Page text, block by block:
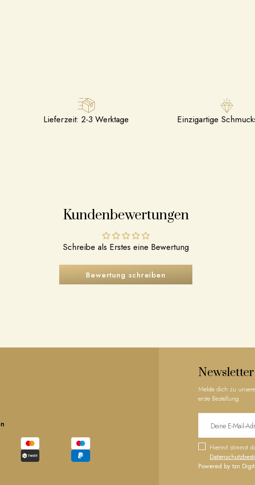
Lieferzeit: 2-3 Werktage Einzigartige
Kundenbewertungen
Schreibe als Erstes eine Bewertung
Bewertung schreiben
Newsletter
Melde dich zu
erste Bestellung.
Hiermit stimmst
Powered by tzn